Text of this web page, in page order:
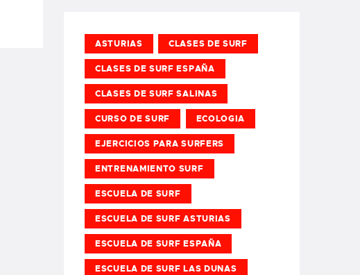
ASTURIAS CLASES DE SURF
CLASES DE SURF ESPAÑA
CLASES DE SURF SALINAS
CURSO DE SURF ECOLOGIA
EJERCICIOS PARA SURFERS
ENTRENAMIENTO SURF
ESCUELA DE SURF
ESCUELA DE SURF ASTURIAS
ESCUELA DE SURF ESPAÑA
ESCUELA DE SURF LAS DUNAS